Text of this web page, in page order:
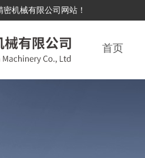
机械有限公司网站！
首页